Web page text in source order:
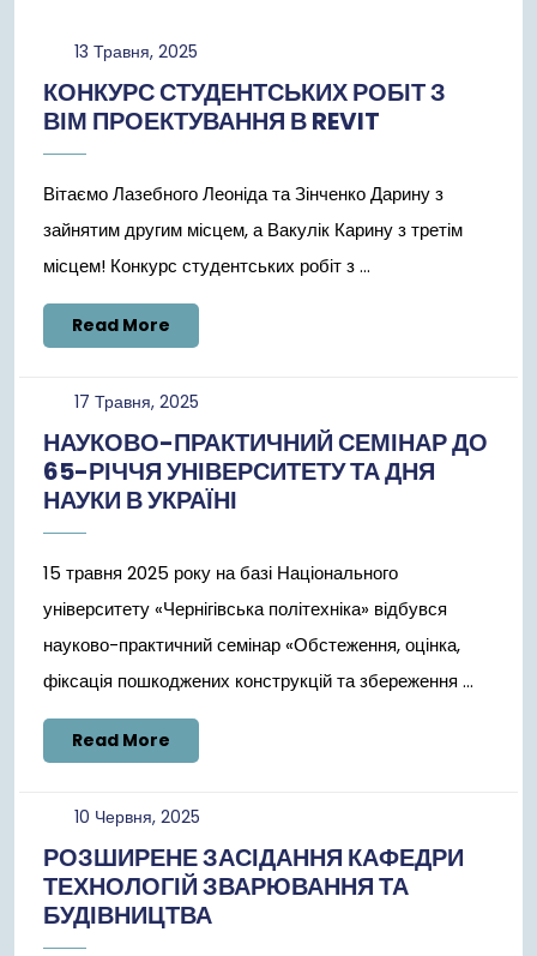
13 Травня, 202513
2025
КОНКУРС СТУДЕНТСЬКИХ РОБІТ З
ВІМ ПРОЕКТУВАННЯ В REVIT
Вітаємо Лазебного Леоніда та Зінченко Дарину з
зайнятим другим місцем, а Вакулік Карину з третім
місцем! Конкурс студентських робіт з ...
Read More
More
17 Травня, 202517
2025
НАУКОВО-ПРАКТИЧНИЙ СЕМІНАР ДО
65-РІЧЧЯ УНІВЕРСИТЕТУ ТА ДНЯ
НАУКИ В УКРАЇНІ
15 травня 2025 року на базі Національного
університету «Чернігівська політехніка» відбувся
науково-практичний семінар «Обстеження, оцінка,
фіксація пошкоджених конструкцій та збереження ...
Read More
More
10 Червня, 202510
2025
РОЗШИРЕНЕ ЗАСІДАННЯ КАФЕДРИ
ТЕХНОЛОГІЙ ЗВАРЮВАННЯ ТА
БУДІВНИЦТВА